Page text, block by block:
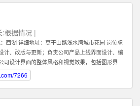
:根据情况 |
西湖 详细地址：莫干山路浅水湾城市花园 岗位职
计、改版与更新；负责公司产品上线界面设计、编
司设计界面的整体风格和视觉效果，包括图形界
等； 3、熟练把握网页各元素和要件，能够独立
不断完善和熟悉，负责网站整体架构的设计和网
工作，为公司各项目的成功开发提供优质素材；
7266